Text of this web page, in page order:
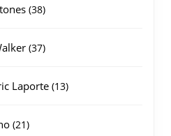
3838
3737
Laporte 1313
2121